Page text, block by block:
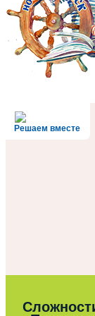
Решаем вместе